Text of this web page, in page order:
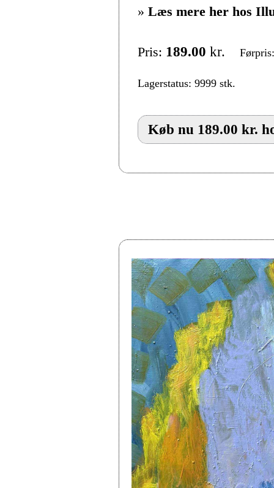
» Læs mere her hos
Pris: 189.00 kr.
Lagerstatus: 9999 stk.
Køb nu 189.00 kr.